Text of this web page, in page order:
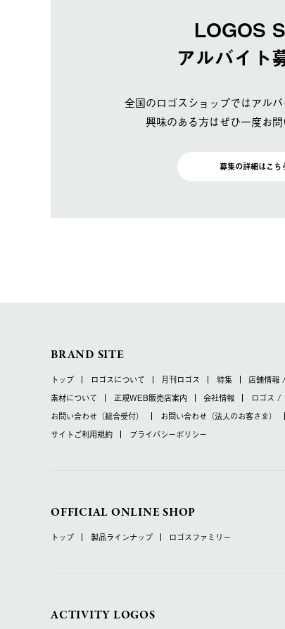
LOGOS
アルバイト
全国のロゴスショップではアルバ
興味のある方はぜひ一度お問
募集の詳細はこち
BRAND SITE
トップ ロゴスについて 月刊ロゴス 特集 店舗情報
素材について
正規WEB販売店案内 会社情報 ロゴス /
お問い合わせ （総合受付） お問い合わせ （法人のお客さま）
サイトご利用規約
プライバシーポリシー
OFFICIAL ONLINE SHOP
トップ 製品ラインナップ ロゴスファミリー
ACTIVITY LOGOS